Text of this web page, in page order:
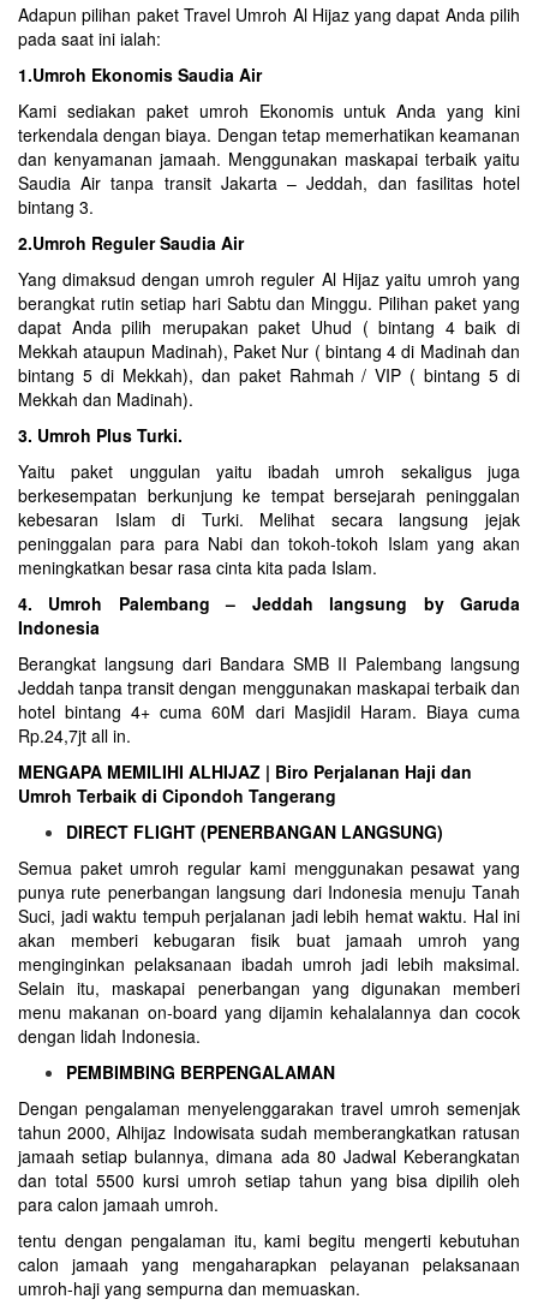
Adapun pilihan paket Travel Umroh Al Hijaz yang dapat Anda pilih
pada saat ini ialah:
1.Umroh Ekonomis Saudia Air
Kami sediakan paket umroh Ekonomis untuk Anda yang kini
terkendala dengan biaya. Dengan tetap memerhatikan keamanan
dan kenyamanan jamaah. Menggunakan maskapai terbaik yaitu
Saudia Air tanpa transit Jakarta – Jeddah, dan fasilitas hotel
bintang 3.
2.Umroh Reguler Saudia Air
Yang dimaksud dengan umroh reguler Al Hijaz yaitu umroh yang
berangkat rutin setiap hari Sabtu dan Minggu. Pilihan paket yang
dapat Anda pilih merupakan paket Uhud ( bintang 4 baik di
Mekkah ataupun Madinah), Paket Nur ( bintang 4 di Madinah dan
bintang 5 di Mekkah), dan paket Rahmah / VIP ( bintang 5 di
Mekkah dan Madinah).
3. Umroh Plus Turki.
Yaitu paket unggulan yaitu ibadah umroh sekaligus juga
berkesempatan berkunjung ke tempat bersejarah peninggalan
kebesaran Islam di Turki. Melihat secara langsung jejak
peninggalan para para Nabi dan tokoh-tokoh Islam yang akan
meningkatkan besar rasa cinta kita pada Islam.
4. Umroh Palembang – Jeddah langsung by Garuda
Indonesia
Berangkat langsung dari Bandara SMB II Palembang langsung
Jeddah tanpa transit dengan menggunakan maskapai terbaik dan
hotel bintang 4+ cuma 60M dari Masjidil Haram. Biaya cuma
Rp.24,7jt all in.
MENGAPA MEMILIHI ALHIJAZ | Biro Perjalanan Haji dan
Umroh Terbaik di Cipondoh Tangerang
DIRECT FLIGHT (PENERBANGAN LANGSUNG)
Semua paket umroh regular kami menggunakan pesawat yang
punya rute penerbangan langsung dari Indonesia menuju Tanah
Suci, jadi waktu tempuh perjalanan jadi lebih hemat waktu. Hal ini
akan memberi kebugaran fisik buat jamaah umroh yang
menginginkan pelaksanaan ibadah umroh jadi lebih maksimal.
Selain itu, maskapai penerbangan yang digunakan memberi
menu makanan on-board yang dijamin kehalalannya dan cocok
dengan lidah Indonesia.
PEMBIMBING BERPENGALAMAN
Dengan pengalaman menyelenggarakan travel umroh semenjak
tahun 2000, Alhijaz Indowisata sudah memberangkatkan ratusan
jamaah setiap bulannya, dimana ada 80 Jadwal Keberangkatan
dan total 5500 kursi umroh setiap tahun yang bisa dipilih oleh
para calon jamaah umroh.
tentu dengan pengalaman itu, kami begitu mengerti kebutuhan
calon jamaah yang mengaharapkan pelayanan pelaksanaan
umroh-haji yang sempurna dan memuaskan.